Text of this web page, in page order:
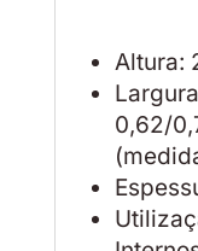
Altura:
0,62/